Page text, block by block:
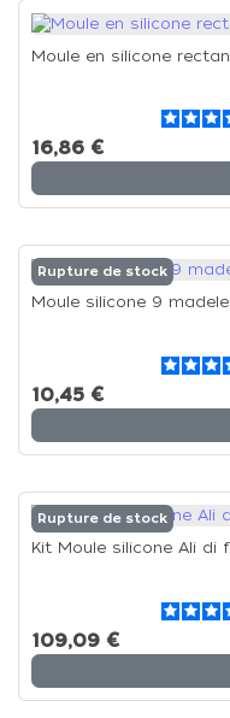
Moule en silicone
16,86 €
Rupture de stock
Moule silicone 9
10,45 €
Rupture de stock
Kit Moule silicone Ali di
109,09 €